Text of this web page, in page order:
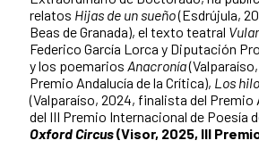
relatos Hijas de un sueño(Esdrújula,
Beas de Granada), el texto teatral
Federico García Lorca y Diputación
y los poemarios Anacronía
Premio Andalucía de la Crítica), Los
(Valparaíso, 2024, finalista del Premio
del III Premio Internacional de Poesía
Oxford Circus(Visor, 2025, III